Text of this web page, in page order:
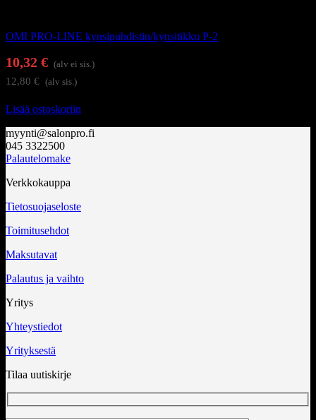
OMI PRO-LINE kynsipuhdistin/kynsitikku P-2
10,32 € (alv ei sis.)
12,80 € (alv sis.)
Lisää ostoskoriin
myynti@salonpro.fi
045 3322500
Palautelomake
Verkkokauppa
Tietosuojaseloste
Toimitusehdot
Maksutavat
Palautus ja vaihto
Yritys
Yhteystiedot
Yrityksestä
Tilaa uutiskirje